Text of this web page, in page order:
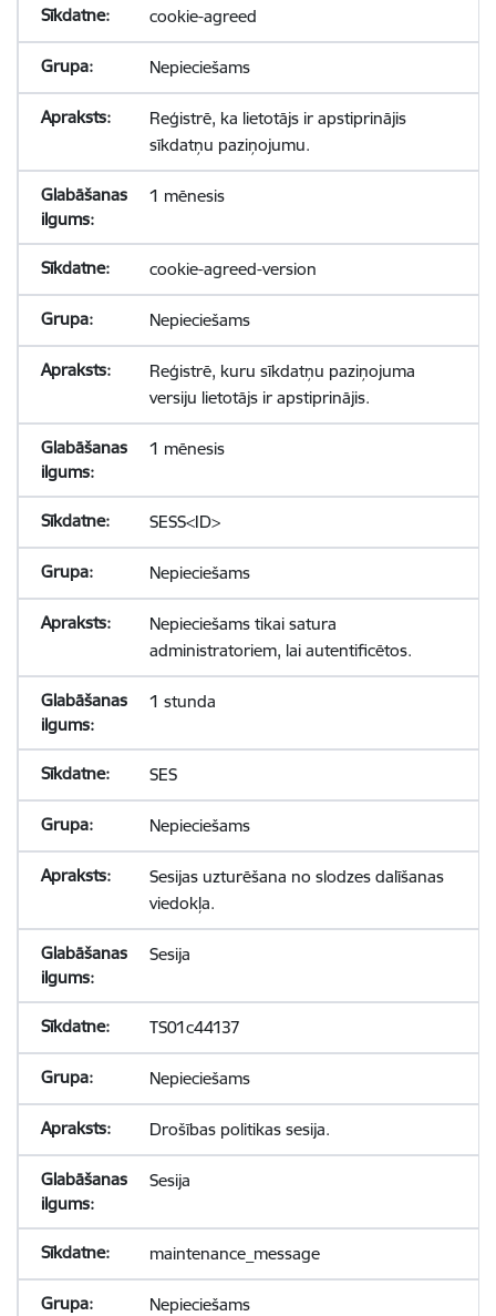
cookie-agreed
Nepieciešams
Reģistrē, ka lietotājs ir apstiprinājis
sīkdatņu paziņojumu.
1 mēnesis
cookie-agreed-version
Nepieciešams
Reģistrē, kuru sīkdatņu paziņojuma
versiju lietotājs ir apstiprinājis.
1 mēnesis
SESS<ID>
Nepieciešams
Nepieciešams tikai satura
administratoriem, lai autentificētos.
1 stunda
SES
Nepieciešams
Sesijas uzturēšana no slodzes dalīšanas
viedokļa.
Sesija
TS01c44137
Nepieciešams
Drošības politikas sesija.
Sesija
maintenance_message
Nepieciešams